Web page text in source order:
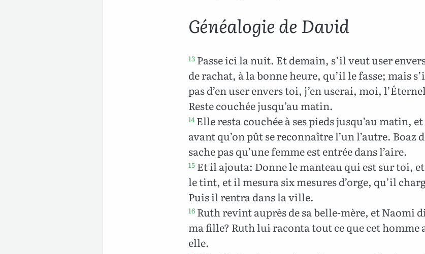
Généalogie de David
13 Passe ici la nuit. Et demain, s’il veut user
de rachat, à la bonne heure, qu’il le fasse; mais
pas d’en user envers toi, j’en userai, moi,
Reste couchée jusqu’au matin.
14 Elle resta couchée à ses pieds jusqu’au matin,
avant qu’on pût se reconnaître l’un l’autre. Boaz
sache pas qu’une femme est entrée dans l’aire.
15 Et il ajouta: Donne le manteau qui est sur toi,
le tint, et il mesura six mesures d’orge, qu’il
Puis il rentra dans la ville.
16 Ruth revint auprès de sa belle-mère, et Naomi
ma fille? Ruth lui raconta tout ce que cet
elle.